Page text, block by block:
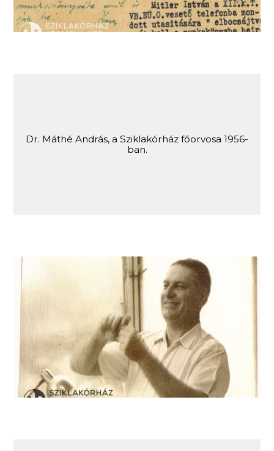
Dr. Máthé András, a Sziklakórház főorvosa 1956-
ban.
Dr. Seibriger András, a Sziklakórház helyettes
főorvosa 1956-ban.